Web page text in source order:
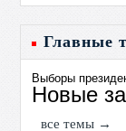
Главные
Выборы
Новые
все темы →